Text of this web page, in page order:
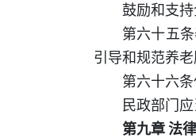
鼓励和支
第六十五
引导和规范养老
第六十六
民政部门
第九章 法